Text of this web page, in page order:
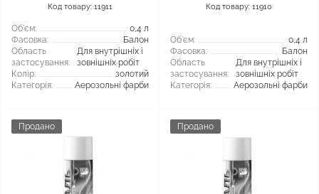
Код товару: 11911
Об'єм:
0,4 л
Фасовка:
Балон
Область
застосування:
Для внутрішніх і
зовнішніх робіт
Колір:
золотий
Категорія:
Аерозольні фарби
Код товару: 11910
Об'єм:
0,4 л
Фасовка:
Балон
Область
застосування:
Для внутрішніх і
зовнішніх робіт
Категорія:
Аерозольні фарби
Продано Продано